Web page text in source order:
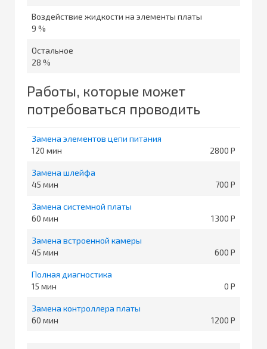
Воздействие жидкости на элементы платы
9 %
Остальное
28 %
Работы, которые может
потребоваться проводить
Замена элементов цепи питания
120
2800
Замена шлейфа
45
700
Замена системной платы
60
1300
Замена встроенной камеры
45
600
Полная диагностика
15
0
Замена контроллера платы
60
1200